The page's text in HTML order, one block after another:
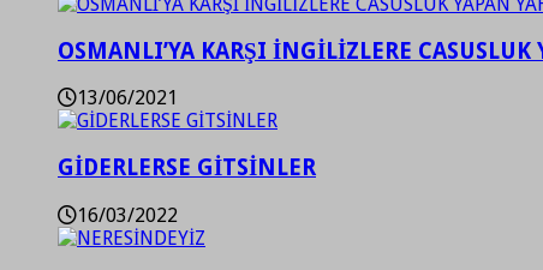
OSMANLI’YA KARŞI İNGİLİZLERE
13/06/2021
GİDERLERSE GİTSİNLER
16/03/2022